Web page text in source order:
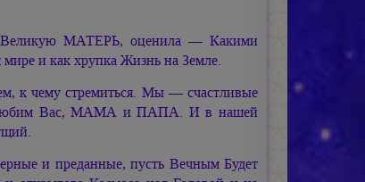
Великую МАТЕРЬ, оценила — Какими
мире и как хрупка Жизнь на Земле.
стремиться. Мы — счастливые
любим Вас, МАМА и ПАПА. И в нашей
и преданные, пусть Вечным Будет